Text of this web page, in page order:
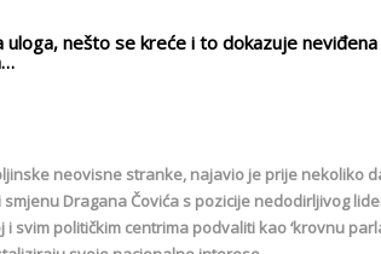
nešto se kreće i to dokazuje
neovisne stranke, najavio je prije nekoliko
Dragana Čovića s pozicije nedodirljivog
svim političkim centrima podvaliti kao ‘krovnu